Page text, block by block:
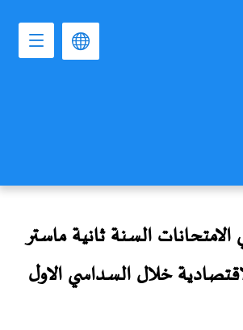
الامتحانات السنة ثانية ماستر
خلال السداسي الاول